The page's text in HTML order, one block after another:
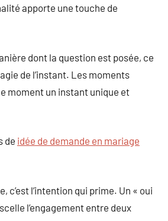
apporte une touche de
dont la question est posée, ce
de l’instant. Les moments
moment un instant unique et
de idée de demande en mariage
c’est l’intention qui prime. Un « oui
l’engagement entre deux